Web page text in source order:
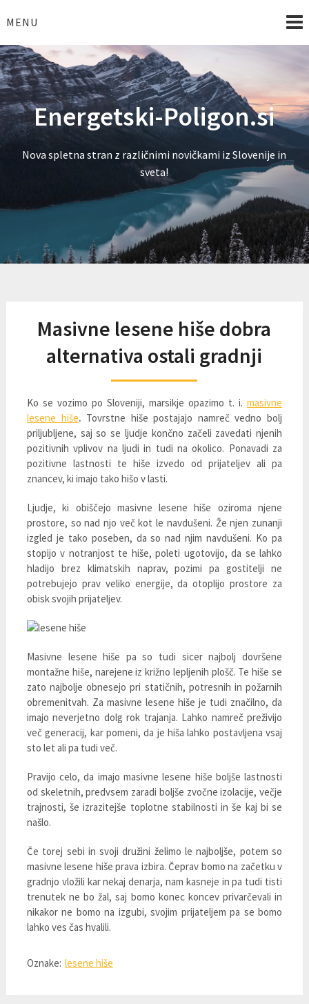
toMENU
Energetski-Poligon.si
Nova spletna stran z različnimi novičkami iz Slovenije in
sveta!
Masivne lesene hiše dobra
alternativa ostali gradnji
Ko se vozimo po Sloveniji, marsikje opazimo t. i.masivne
lesene hiše. Tovrstne hiše postajajo namreč vedno bolj
priljubljene, saj so se ljudje končno začeli zavedati njenih
pozitivnih vplivov na ljudi in tudi na okolico. Ponavadi za
pozitivne lastnosti te hiše izvedo od prijateljev ali pa
znancev, ki imajo tako hišo v lasti.
Ljudje, ki obiščejo masivne lesene hiše oziroma njene
prostore, so nad njo več kot le navdušeni. Že njen zunanji
izgled je tako poseben, da so nad njim navdušeni. Ko pa
stopijo v notranjost te hiše, poleti ugotovijo, da se lahko
hladijo brez klimatskih naprav, pozimi pa gostitelji ne
potrebujejo prav veliko energije, da otoplijo prostore za
obisk svojih prijateljev.
Masivne lesene hiše pa so tudi sicer najbolj dovršene
montažne hiše, narejene iz križno lepljenih plošč. Te hiše se
zato najbolje obnesejo pri statičnih, potresnih in požarnih
obremenitvah. Za masivne lesene hiše je tudi značilno, da
imajo neverjetno dolg rok trajanja. Lahko namreč preživijo
več generacij, kar pomeni, da je hiša lahko postavljena vsaj
sto let ali pa tudi več.
Pravijo celo, da imajo masivne lesene hiše boljše lastnosti
od skeletnih, predvsem zaradi boljše zvočne izolacije, večje
trajnosti, še izrazitejše toplotne stabilnosti in še kaj bi se
našlo.
Če torej sebi in svoji družini želimo le najboljše, potem so
masivne lesene hiše prava izbira. Čeprav bomo na začetku v
gradnjo vložili kar nekaj denarja, nam kasneje in pa tudi tisti
trenutek ne bo žal, saj bomo konec koncev privarčevali in
nikakor ne bomo na izgubi, svojim prijateljem pa se bomo
lahko ves čas hvalili.
Oznake: lesene hiše